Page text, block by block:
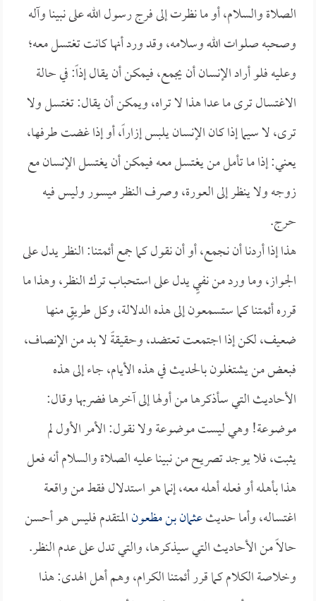
الصلاة والسلام، أو ما نظرت إلى فرج رسول الله على نبينا وآله
وصحبه صلوات الله وسلامه، وقد ورد أنها كانت تغتسل معه؛
وعليه فلو أراد الإنسان أن يجمع، فيمكن أن يقال إذاً: في حالة
الاغتسال ترى ما عدا هذا لا تراه، ويمكن أن يقال: تغتسل ولا
ترى، لا سيما إذا كان الإنسان يلبس إزاراً، أو إذا غضت طرفها،
يعني: إذا ما تأمل من يغتسل معه فيمكن أن يغتسل الإنسان مع
زوجه ولا ينظر إلى العورة، وصرف النظر ميسور وليس فيه
حرج.
هذا إذا أردنا أن نجمع، أو أن نقول كما جمع أئمتنا: النظر يدل على
الجواز، وما ورد من نفيٍ يدل على استحباب ترك النظر، وهذا ما
قرره أئمتنا كما ستسمعون إلى هذه الدلالة، وكل طريقٍ منها
ضعيف، لكن إذا اجتمعت تعتضد، وحقيقةً لا بد من الإنصاف،
فبعض من يشتغلون بالحديث في هذه الأيام، جاء إلى هذه
الأحاديث التي سأذكرها من أولها إلى آخرها فضربها وقال:
موضوعة! وهي ليست موضوعة ولا نقول: الأمر الأول لم
يثبت، فلا يوجد تصريح من نبينا عليه الصلاة والسلام أنه فعل
هذا بأهله أو فعله أهله معه، إنما هو استدلال فقط من واقعة
اغتساله، وأما حديثعثمان بن مظعونالمتقدم فليس هو أحسن
حالاً من الأحاديث التي سيذكرها، والتي تدل على عدم النظر.
وخلاصة الكلام كما قرر أئمتنا الكرام، وهم أهل الهدى: هذا